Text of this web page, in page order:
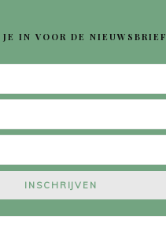
JE IN VOOR DE NIEUWSBRIEF